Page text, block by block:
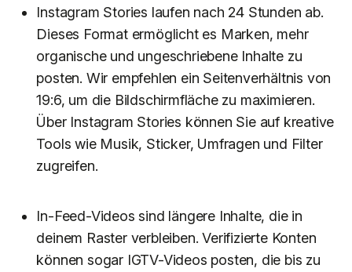
Instagram Stories laufen nach 24 Stunden ab.
Dieses Format ermöglicht es Marken, mehr
organische und ungeschriebene Inhalte zu
posten. Wir empfehlen ein Seitenverhältnis von
19:6, um die Bildschirmfläche zu maximieren.
Über Instagram Stories können Sie auf kreative
Tools wie Musik, Sticker, Umfragen und Filter
zugreifen.
In-Feed-Videos sind längere Inhalte, die in
deinem Raster verbleiben. Verifizierte Konten
können sogar IGTV-Videos posten, die bis zu